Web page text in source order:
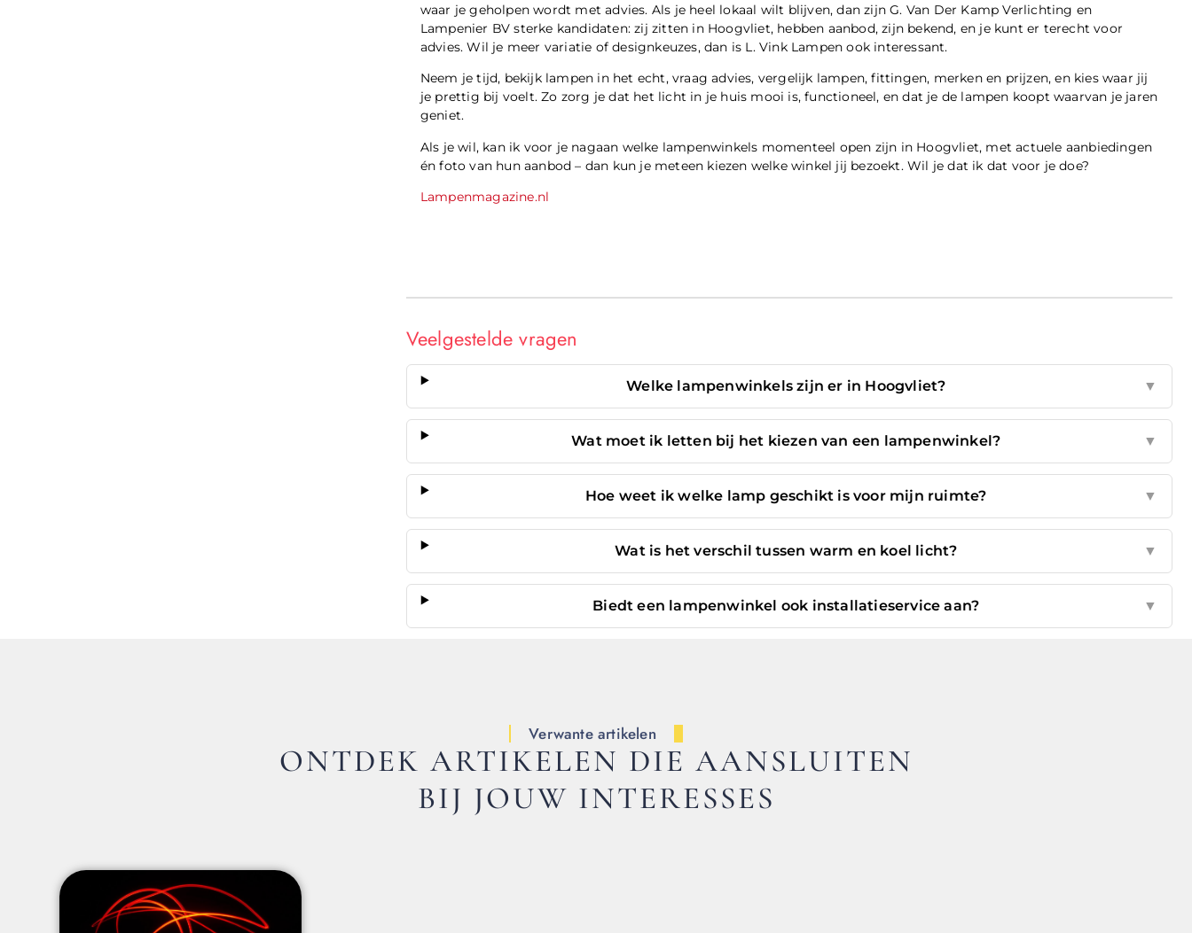
waar je geholpen wordt met advies. Als je heel lokaal wilt blijven, dan zijn G. Van Der Kamp Verlichting en
Lampenier BV sterke kandidaten: zij zitten in Hoogvliet, hebben aanbod, zijn bekend, en je kunt er terecht voor
advies. Wil je meer variatie of designkeuzes, dan is L. Vink Lampen ook interessant.
Neem je tijd, bekijk lampen in het echt, vraag advies, vergelijk lampen, fittingen, merken en prijzen, en kies waar jij
je prettig bij voelt. Zo zorg je dat het licht in je huis mooi is, functioneel, en dat je de lampen koopt waarvan je jaren
geniet.
Als je wil, kan ik voor je nagaan welke lampenwinkels momenteel open zijn in Hoogvliet, met actuele aanbiedingen
én foto van hun aanbod – dan kun je meteen kiezen welke winkel jij bezoekt. Wil je dat ik dat voor je doe?
Lampenmagazine.nl
Veelgestelde vragen
Welke lampenwinkels zijn er in Hoogvliet? ▼
Wat moet ik letten bij het kiezen van een lampenwinkel? ▼
Hoe weet ik welke lamp geschikt is voor mijn ruimte? ▼
Wat is het verschil tussen warm en koel licht? ▼
Biedt een lampenwinkel ook installatieservice aan? ▼
Verwante artikelen
ONTDEK ARTIKELEN DIE AANSLUITEN
BIJ JOUW INTERESSES